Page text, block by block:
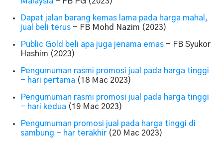
Dapat jalan barang kemas lama pada harga mahal,
jual beli terus - FB Mohd Nazim (2023)
Public Gold beli apa juga jenama emas - FB Syukor
Hashim (2023)
Pengumuman rasmi promosi jual pada harga tinggi
- hari pertama (18 Mac 2023)
Pengumuman rasmi promosi jual pada harga tinggi
- hari kedua (19 Mac 2023)
Pengumuman promosi jual pada harga tinggi di
sambung - har terakhir (20 Mac 2023)